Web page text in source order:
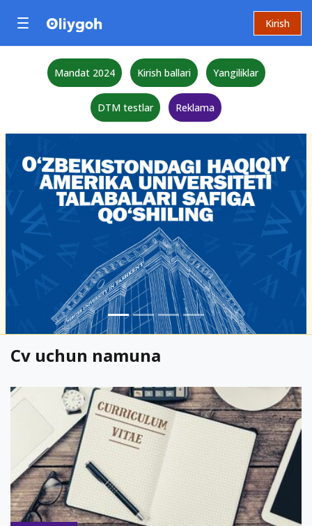
Kirish
Mandat 2024 Kirish ballari Yangiliklar
DTM testlar Reklama
Cv uchun namuna